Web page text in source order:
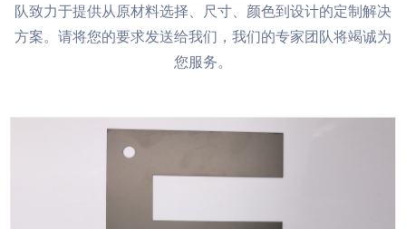
队致力于提供从原材料选择、尺寸、颜色到设计的定制解决
方案。请将您的要求发送给我们，我们的专家团队将竭诚为
您服务。